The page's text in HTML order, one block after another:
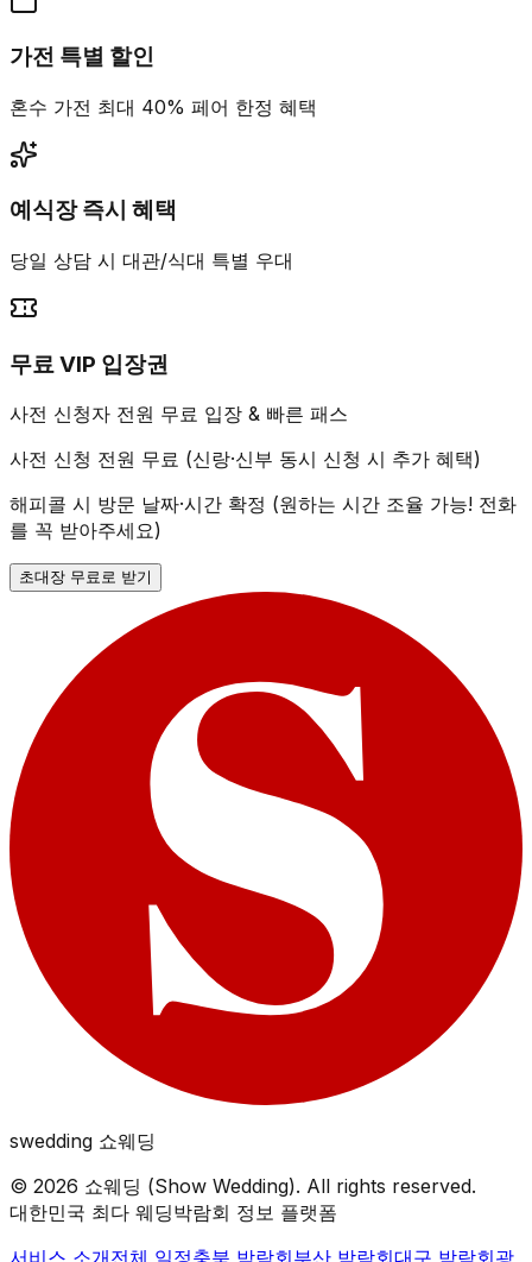
가전 특별 할인
혼수 가전 최대 40% 페어 한정 혜택
예식장 즉시 혜택
당일 상담 시 대관/식대 특별 우대
무료 VIP 입장권
사전 신청자 전원 무료 입장 & 빠른 패스
사전 신청 전원 무료 (신랑·신부 동시 신청 시 추가 혜택)
해피콜 시 방문 날짜·시간 확정 (원하는 시간 조율 가능! 전화
를 꼭 받아주세요)
초대장 무료로 받기
swedding 쇼웨딩
© 2026 쇼웨딩 (Show Wedding). All rights reserved.
대한민국 최다 웨딩박람회 정보 플랫폼